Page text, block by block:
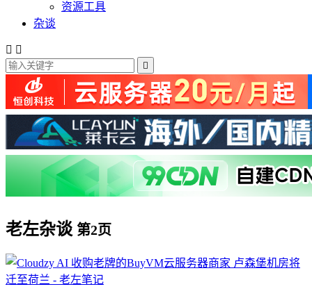
资源工具
杂谈
 

老左杂谈 第2页